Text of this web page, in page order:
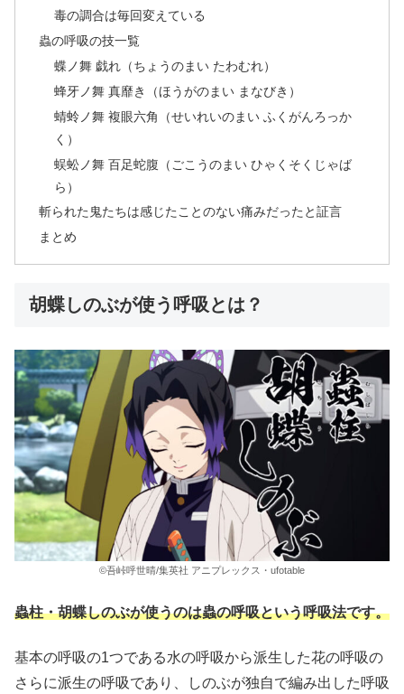
毒の調合は毎回変えている
蟲の呼吸の技一覧
蝶ノ舞 戯れ（ちょうのまい たわむれ）
蜂牙ノ舞 真靡き（ほうがのまい まなびき）
蜻蛉ノ舞 複眼六角（せいれいのまい ふくがんろっか
く）
蜈蚣ノ舞 百足蛇腹（ごこうのまい ひゃくそくじゃば
ら）
斬られた鬼たちは感じたことのない痛みだったと証言
まとめ
胡蝶しのぶが使う呼吸とは？
©吾峠呼世晴/集英社 アニプレックス・ufotable
蟲柱・胡蝶しのぶが使うのは蟲の呼吸という呼吸法です。
基本の呼吸の1つである水の呼吸から派生した花の呼吸の
さらに派生の呼吸であり、しのぶが独自で編み出した呼吸